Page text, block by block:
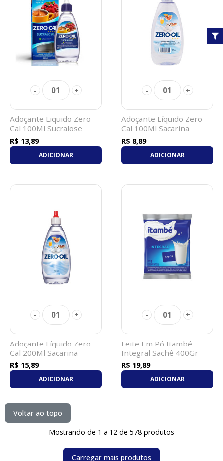
- 01 +
Adoçante Liquido Zero
Cal 100Ml Sucralose
R$ 13,89
ADICIONAR
- 01 +
Adoçante Líquido Zero
Cal 100Ml Sacarina
R$ 8,89
ADICIONAR
- 01 +
Adoçante Líquido Zero
Cal 200Ml Sacarina
R$ 15,89
ADICIONAR
- 01 +
Leite Em Pó Itambé
Integral Sachê 400Gr
R$ 19,89
ADICIONAR
Voltar ao topo
Mostrando de 1 a 12 de 578 produtos
Carregar mais produtos